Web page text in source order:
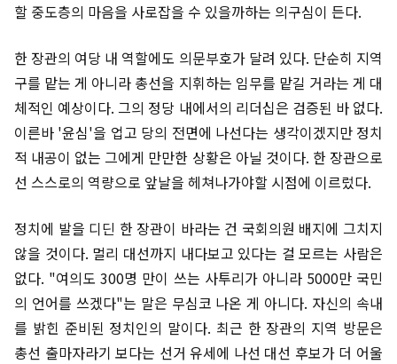
할 중도층의 마음을 사로잡을 수 있을까하는 의구심이 든다.
한 장관의 여당 내 역할에도 의문부호가 달려 있다. 단순히 지역
구를 맡는 게 아니라 총선을 지휘하는 임무를 맡길 거라는 게 대
체적인 예상이다. 그의 정당 내에서의 리더십은 검증된 바 없다.
이른바 '윤심'을 업고 당의 전면에 나선다는 생각이겠지만 정치
적 내공이 없는 그에게 만만한 상황은 아닐 것이다. 한 장관으로
선 스스로의 역량으로 앞날을 헤쳐나가야할 시점에 이르렀다.
정치에 발을 디딘 한 장관이 바라는 건 국회의원 배지에 그치지
않을 것이다. 멀리 대선까지 내다보고 있다는 걸 모르는 사람은
없다. "여의도 300명 만이 쓰는 사투리가 아니라 5000만 국민
의 언어를 쓰겠다"는 말은 무심코 나온 게 아니다. 자신의 속내
를 밝힌 준비된 정치인의 말이다. 최근 한 장관의 지역 방문은
총선 출마자라기 보다는 선거 유세에 나선 대선 후보가 더 어울